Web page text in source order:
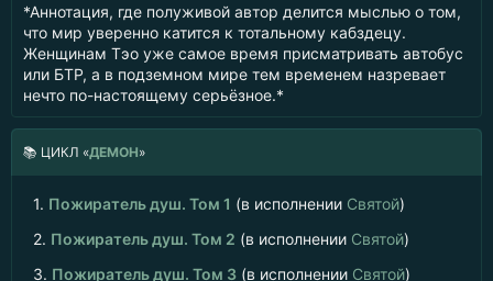
*Аннотация, где полуживой автор делится мыслью о том,
что мир уверенно катится к тотальному кабздецу.
Женщинам Тэо уже самое время присматривать автобус
или БТР, а в подземном мире тем временем назревает
нечто по-настоящему серьёзное.*
📚 ЦИКЛ «ДЕМОН»
1. Пожиратель душ. Том 1 (в исполнении Святой)
2. Пожиратель душ. Том 2 (в исполнении Святой)
3. Пожиратель душ. Том 3 (в исполнении Святой)